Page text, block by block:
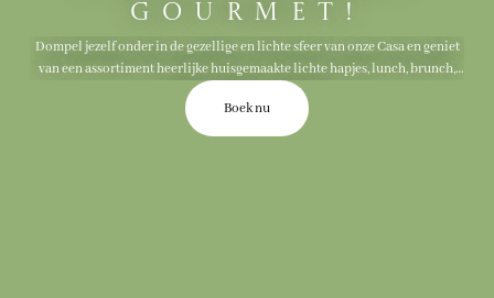
Gourmet!
Dompel jezelf onder in de gezellige en lichte sfeer van onze Casa en geniet
van een assortiment heerlijke huisgemaakte lichte hapjes, lunch, brunch,
zoete lekkernijen en drankjes.
Boek nu